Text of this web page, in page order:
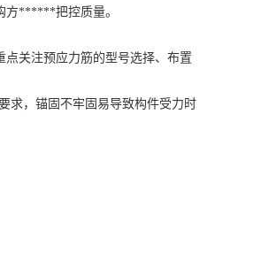
方******把控质量。
关注预应力筋的型号选择、布置
，锚固不牢固易导致构件受力时